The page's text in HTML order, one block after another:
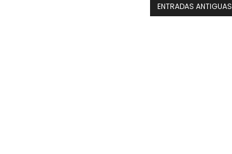
ENTRADAS ANTIGUAS